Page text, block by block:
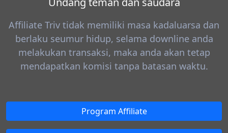
Affiliate Triv tidak memiliki masa kadaluarsa dan
berlaku seumur hidup, selama downline anda
melakukan transaksi, maka anda akan tetap
mendapatkan komisi tanpa batasan waktu.
Program Affiliate